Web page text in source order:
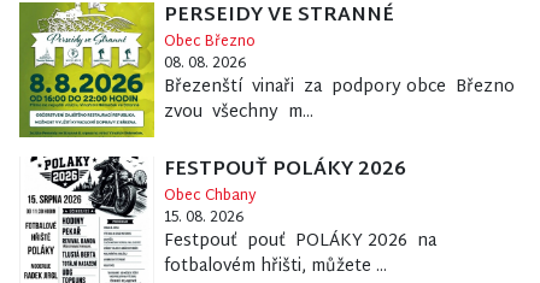
PERSEIDY VE STRANNÉ
Obec Březno
08. 08. 2026
Březenští vinaři za podpory obce Březno
zvou všechny m...
FESTPOUŤ POLÁKY 2026
Obec Chbany
15. 08. 2026
Festpouť pouť POLÁKY 2026 na
fotbalovém hřišti, můžete ...